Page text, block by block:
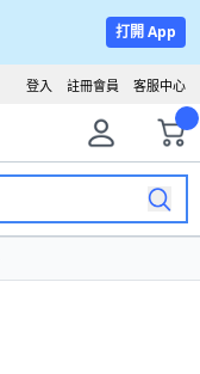
打開 App
客服中心
註冊會員
登入